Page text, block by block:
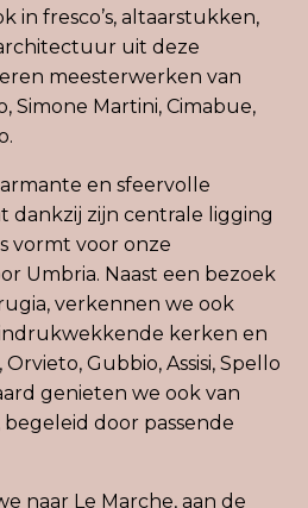
in fresco’s, altaarstukken,
uit deze
meesterwerken van
, Simone Martini, Cimabue,
.
en sfeervolle
dankzij zijn centrale ligging
vormt voor onze
Umbria. Naast een bezoek
verkennen we ook
kerken en
Gubbio, Assisi, Spello
genieten we ook van
door passende
naar Le Marche, aan de